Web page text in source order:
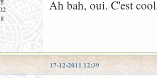
Ah bah, oui. C'est
17-12-2011 12:39